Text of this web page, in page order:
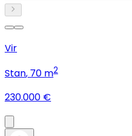
Vir
Stan, 70 m2
230.000 €